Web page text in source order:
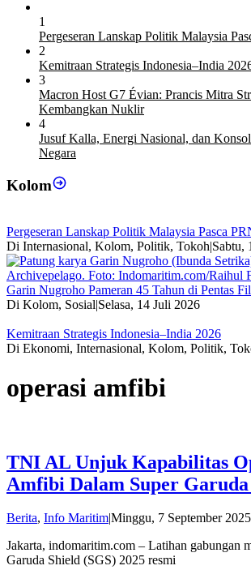
1
Pergeseran Lanskap Politik Malaysia
2
Kemitraan Strategis Indonesia–India
3
Macron Host G7 Évian: Prancis Mitra
Kembangkan Nuklir
4
Jusuf Kalla, Energi Nasional, dan
Negara
Kolom
Pergeseran Lanskap Politik Malaysia Pasca
Di Internasional, Kolom, Politik, Tokoh|Sabtu,
Garin Nugroho Pameran 45 Tahun di Pentas
Di Kolom, Sosial|Selasa, 14 Juli 2026
Kemitraan Strategis Indonesia–India 2026
Di Ekonomi, Internasional, Kolom, Politik,
operasi amfibi
TNI AL Unjuk Kapabilitas
Amfibi Dalam Super Garuda
Berita, Info MaritimMinggu, 7 September 2025
Jakarta, indomaritim.com – Latihan gabungan
Garuda Shield (SGS) 2025 resmi